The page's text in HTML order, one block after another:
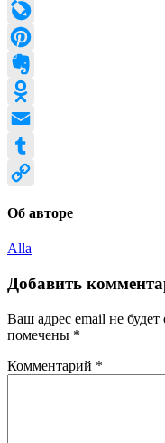
Mail.Ru
LiveJournal
Pinterest
Evernote
Odnoklassniki
Email
Tumblr
Об авторе
Alla
Добавить
Ваш адрес email не будет
помечены *
Комментарий *